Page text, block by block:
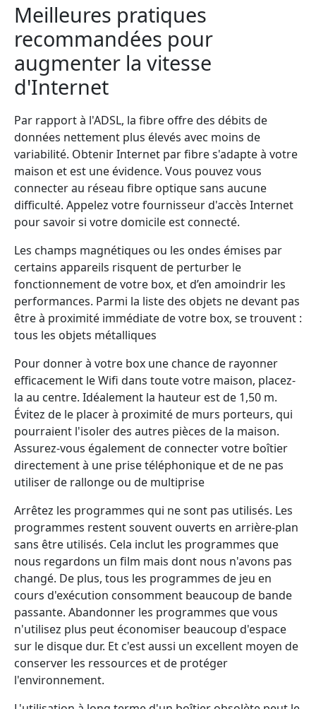
Meilleures pratiques
recommandées pour
augmenter la vitesse
d'Internet
Par rapport à l'ADSL, la fibre offre des débits de
données nettement plus élevés avec moins de
variabilité. Obtenir Internet par fibre s'adapte à votre
maison et est une évidence. Vous pouvez vous
connecter au réseau fibre optique sans aucune
difficulté. Appelez votre fournisseur d'accès Internet
pour savoir si votre domicile est connecté.
Les champs magnétiques ou les ondes émises par
certains appareils risquent de perturber le
fonctionnement de votre box, et d’en amoindrir les
performances. Parmi la liste des objets ne devant pas
être à proximité immédiate de votre box, se trouvent :
tous les objets métalliques
Pour donner à votre box une chance de rayonner
efficacement le Wifi dans toute votre maison, placez-
la au centre. Idéalement la hauteur est de 1,50 m.
Évitez de le placer à proximité de murs porteurs, qui
pourraient l'isoler des autres pièces de la maison.
Assurez-vous également de connecter votre boîtier
directement à une prise téléphonique et de ne pas
utiliser de rallonge ou de multiprise
Arrêtez les programmes qui ne sont pas utilisés. Les
programmes restent souvent ouverts en arrière-plan
sans être utilisés. Cela inclut les programmes que
nous regardons un film mais dont nous n'avons pas
changé. De plus, tous les programmes de jeu en
cours d'exécution consomment beaucoup de bande
passante. Abandonner les programmes que vous
n'utilisez plus peut économiser beaucoup d'espace
sur le disque dur. Et c'est aussi un excellent moyen de
conserver les ressources et de protéger
l'environnement.